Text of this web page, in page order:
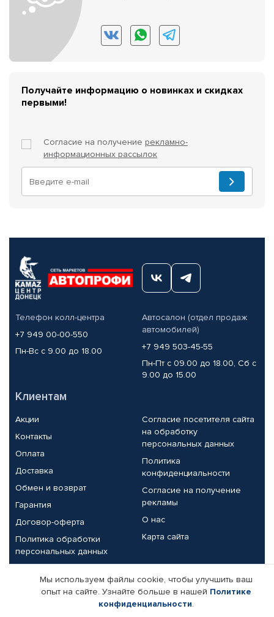
Получайте информацию о новинках и скидках
первыми!
Согласие на получение рекламно-
информационных рассылок
Телефон колл-центра
+7 949 00-00-550
Пн-Вс с 9.00 до 18.00
Автосалон (отдел продаж
автомобилей)
+7 949 503-45-55
Пн-Пт с 09.00 до 18.00, Сб с
9.00 до 15.00
Клиентам
Акции
Контакты
Оплата
Доставка
Обмен и возврат
Гарантия
Договор-оферта
Политика обработки
персональных данных
Согласие посетителя сайта
на обработку
персональных данных
Политика
конфиденциальности
Согласие на получение
рекламы
О нас
Карта сайта
Партнерам
Корпоративным клиентам
Реквизиты компании
Мы используем файлы cookie, чтобы улучшить ваш
опыт на сайте. Узнайте больше в нашей Политике
конфиденциальности.